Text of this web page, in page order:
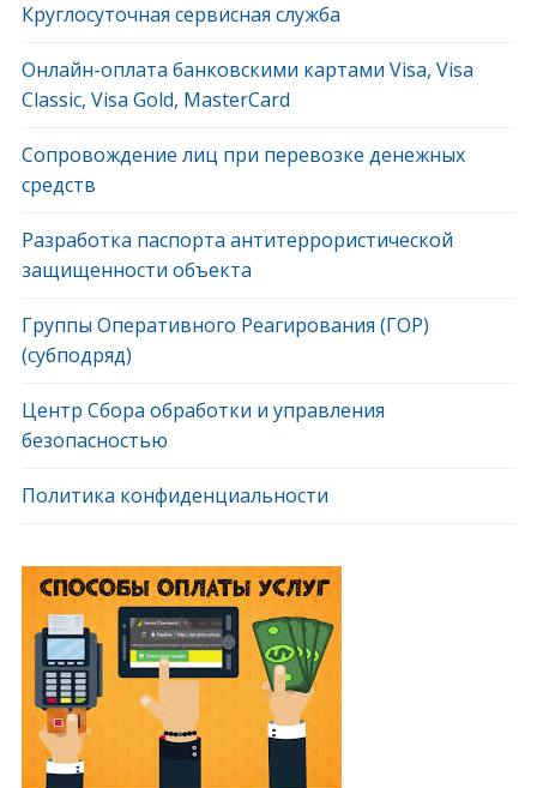
Круглосуточная сервисная служба
Онлайн-оплата банковскими картами Visa, Visa
Classic, Visa Gold, MasterCard
Сопровождение лиц при перевозке денежных
средств
Разработка паспорта антитеррористической
защищенности объекта
Группы Оперативного Реагирования (ГОР)
(субподряд)
Центр Сбора обработки и управления
безопасностью
Политика конфиденциальности